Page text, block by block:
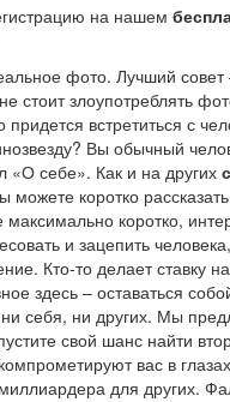
на нашем
фото. Лучший
стоит злоупотреблять
придется встретиться с
Вы обычный
«О себе». Как и на других
коротко
коротко,
и зацепить
Кто-то делает ставку
здесь – оставаться
себя, ни других. Мы
свой шанс найти
вас в
для других.